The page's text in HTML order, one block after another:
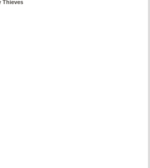
Thieves